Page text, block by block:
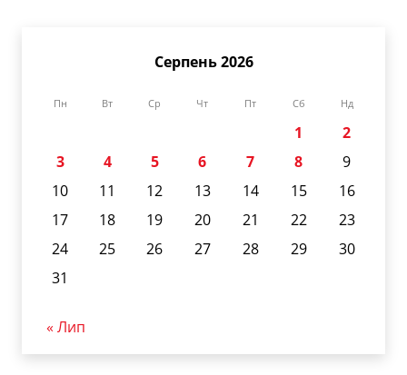
Серпень 2026
Пн Вт Ср Чт Пт Сб Нд
1
2
3
4 5 6 7 8
9
10
11 12 13 14 15
16
17
18 19 20 21 22
23
24
25 26 27 28 29
30
31
« Лип